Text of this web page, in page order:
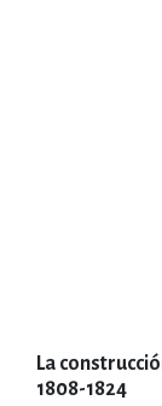
La
1808-1824